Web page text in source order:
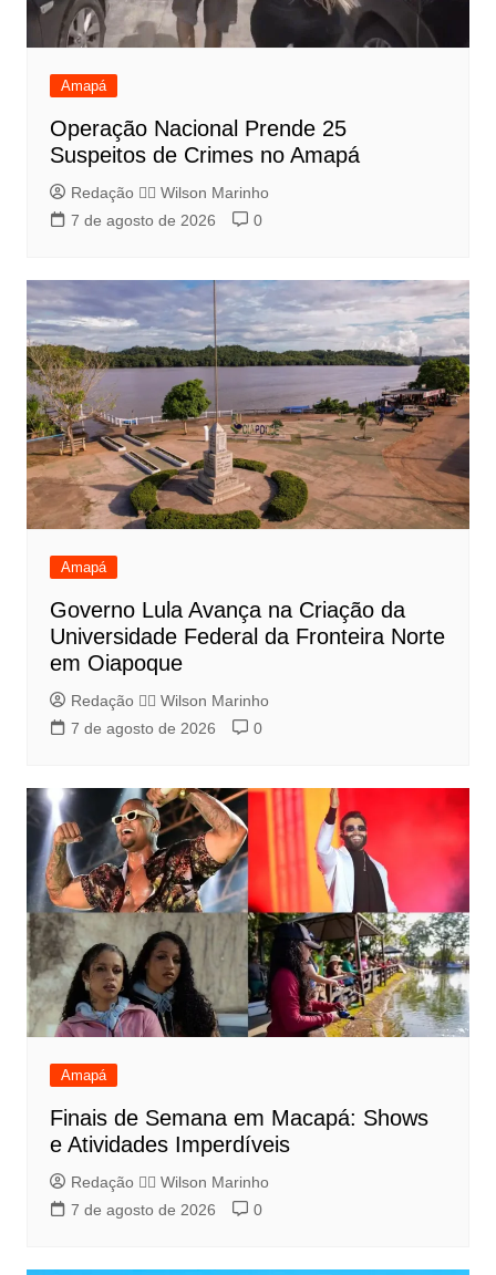
Amapá
Operação Nacional Prende 25
Suspeitos de Crimes no Amapá
Redação 👨‍⚖️​ Wilson Marinho
7 de agosto de 2026
0
Amapá
Governo Lula Avança na Criação da
Universidade Federal da Fronteira Norte
em Oiapoque
Redação 👨‍⚖️​ Wilson Marinho
7 de agosto de 2026
0
Amapá
Finais de Semana em Macapá: Shows
e Atividades Imperdíveis
Redação 👨‍⚖️​ Wilson Marinho
7 de agosto de 2026
0